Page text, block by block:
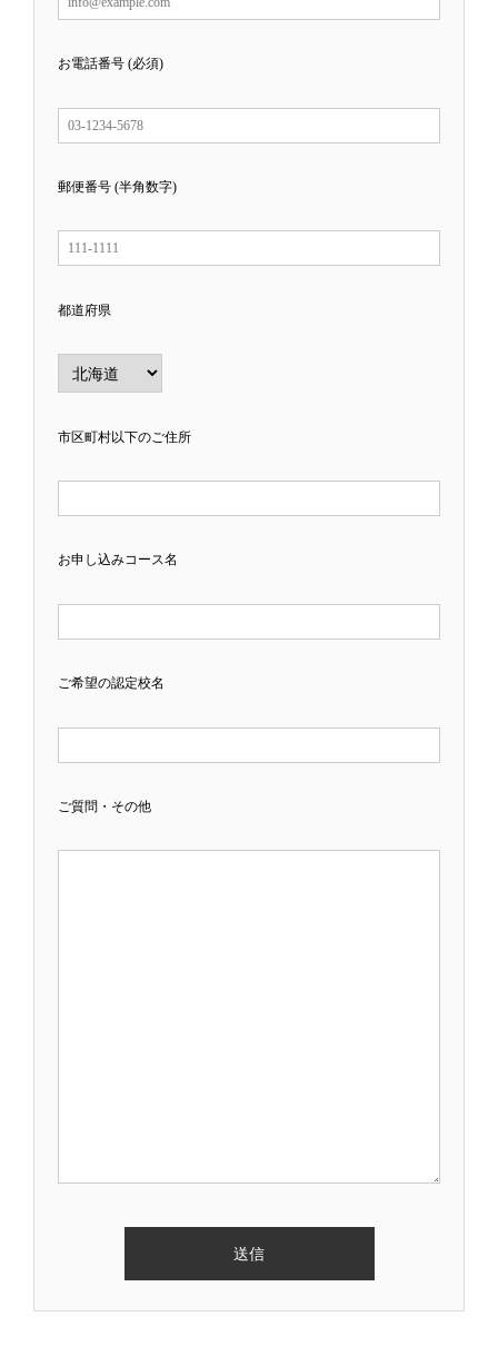
お電話番号 (必須)
郵便番号 (半角数字)
都道府県
市区町村以下のご住所
お申し込みコース名
ご希望の認定校名
ご質問・その他